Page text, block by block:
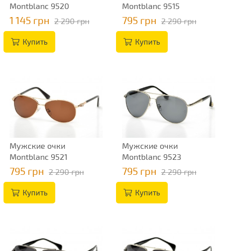
Montblanc 9520
1 145 грн 2 290 грн
Купить
Montblanc 9515
795 грн 2 290 грн
Купить
Мужские очки
Montblanc 9521
795 грн 2 290 грн
Купить
Мужские очки
Montblanc 9523
795 грн 2 290 грн
Купить